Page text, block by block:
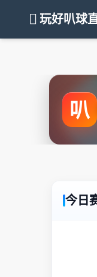
玩好叭球
叭